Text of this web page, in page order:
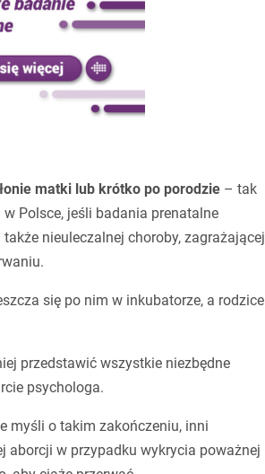
matki lub krótko po porodzie – tak
Polsce, jeśli badania prenatalne
nieuleczalnej choroby, zagrażającej
się po nim w inkubatorze, a rodzice
przedstawić wszystkie niezbędne
psychologa.
myśli o takim zakończeniu, inni
aborcji w przypadku wykrycia poważnej